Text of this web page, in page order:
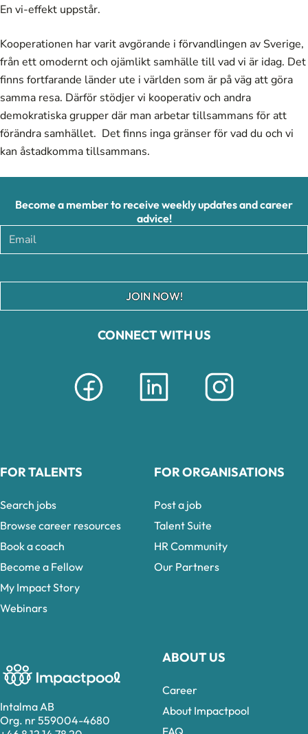
En vi-effekt uppstår.
Kooperationen har varit avgörande i förvandlingen av Sverige,
från ett omodernt och ojämlikt samhälle till vad vi är idag. Det
finns fortfarande länder ute i världen som är på väg att göra
samma resa. Därför stödjer vi kooperativ och andra
demokratiska grupper där man arbetar tillsammans för att
förändra samhället. Det finns inga gränser för vad du och vi
kan åstadkomma tillsammans.
Intalma AB
Org. nr 559004-4680
CONNECT WITH US
ABOUT US
Career
About Impactpool
FAQ
Become a member to receive weekly updates and career
advice!
JOIN NOW!
FOR TALENTS
Search jobs
Browse career resources
Book a coach
Become a Fellow
My Impact Story
Webinars
FOR ORGANISATIONS
Post a job
Talent Suite
HR Community
Our Partners